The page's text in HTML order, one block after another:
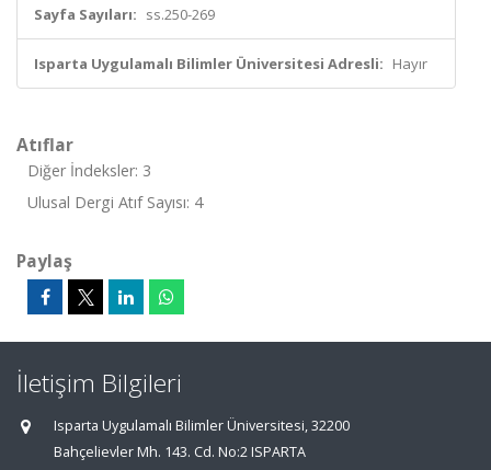
Sayfa Sayıları: ss.250-269
Isparta Uygulamalı Bilimler Üniversitesi Adresli: Hayır
Atıflar
Diğer İndeksler: 3
Ulusal Dergi Atıf Sayısı: 4
Paylaş
İletişim Bilgileri
Isparta Uygulamalı Bilimler Üniversitesi, 32200
Bahçelievler Mh. 143. Cd. No:2 ISPARTA